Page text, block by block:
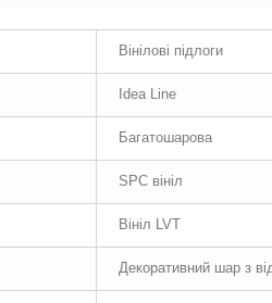
Вінілові підлоги
Idea Line
Багатошарова
SPC вініл
Вініл LVT
Декоративний шар з